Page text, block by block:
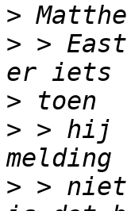
>
> >
>
> > hij
> >